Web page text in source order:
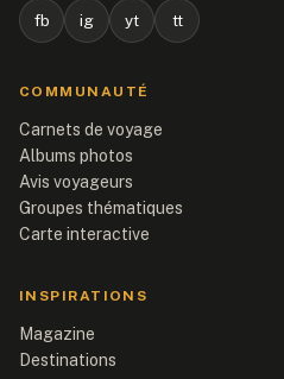
fb ig yt tt
COMMUNAUTÉ
Carnets de voyage
Albums photos
Avis voyageurs
Groupes thématiques
Carte interactive
INSPIRATIONS
Magazine
Destinations